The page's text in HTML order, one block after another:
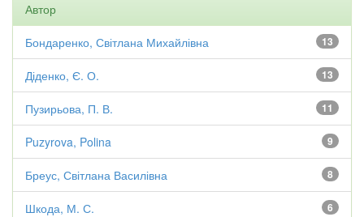
Автор
13
Бондаренко, Світлана Михайлівна
13
Діденко, Є. О.
11
Пузирьова, П. В.
9
Puzyrova, Polina
8
Бреус, Світлана Василівна
6
Шкода, М. С.